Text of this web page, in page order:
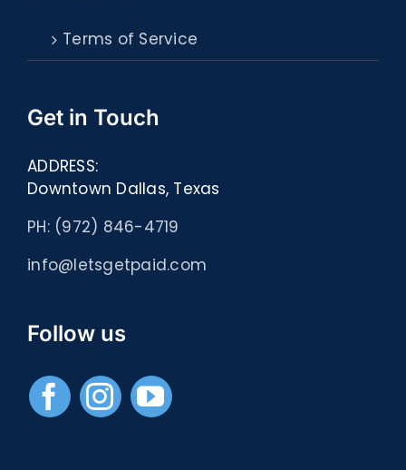
Terms of Service
Get in Touch
ADDRESS:
Downtown Dallas, Texas
PH: (972) 846-4719
info@letsgetpaid.com
Follow us